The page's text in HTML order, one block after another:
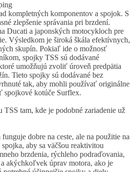
kompletných komponentov a spojok. S
zlepšenie správania pri brzdení.
Ducati a japonských motocykloch pre
Výsledkom je široká škála efektívnych,
skupín. Pokiaľ ide o možnosť
spojky TSS sú dodávané
umožňujú zvoliť úroveň predpätia
Tieto spojky sú dodávané bez
tak, aby mohli používať originálne
spojkové kotúče Surflex.
tam, kde je podobné zariadenie už
dobre na ceste, ale na použitie na
aby sa väčšou reaktivitou
brzdenia, rýchleho podraďovania,
akýchkoľvek úprav motora, ako je